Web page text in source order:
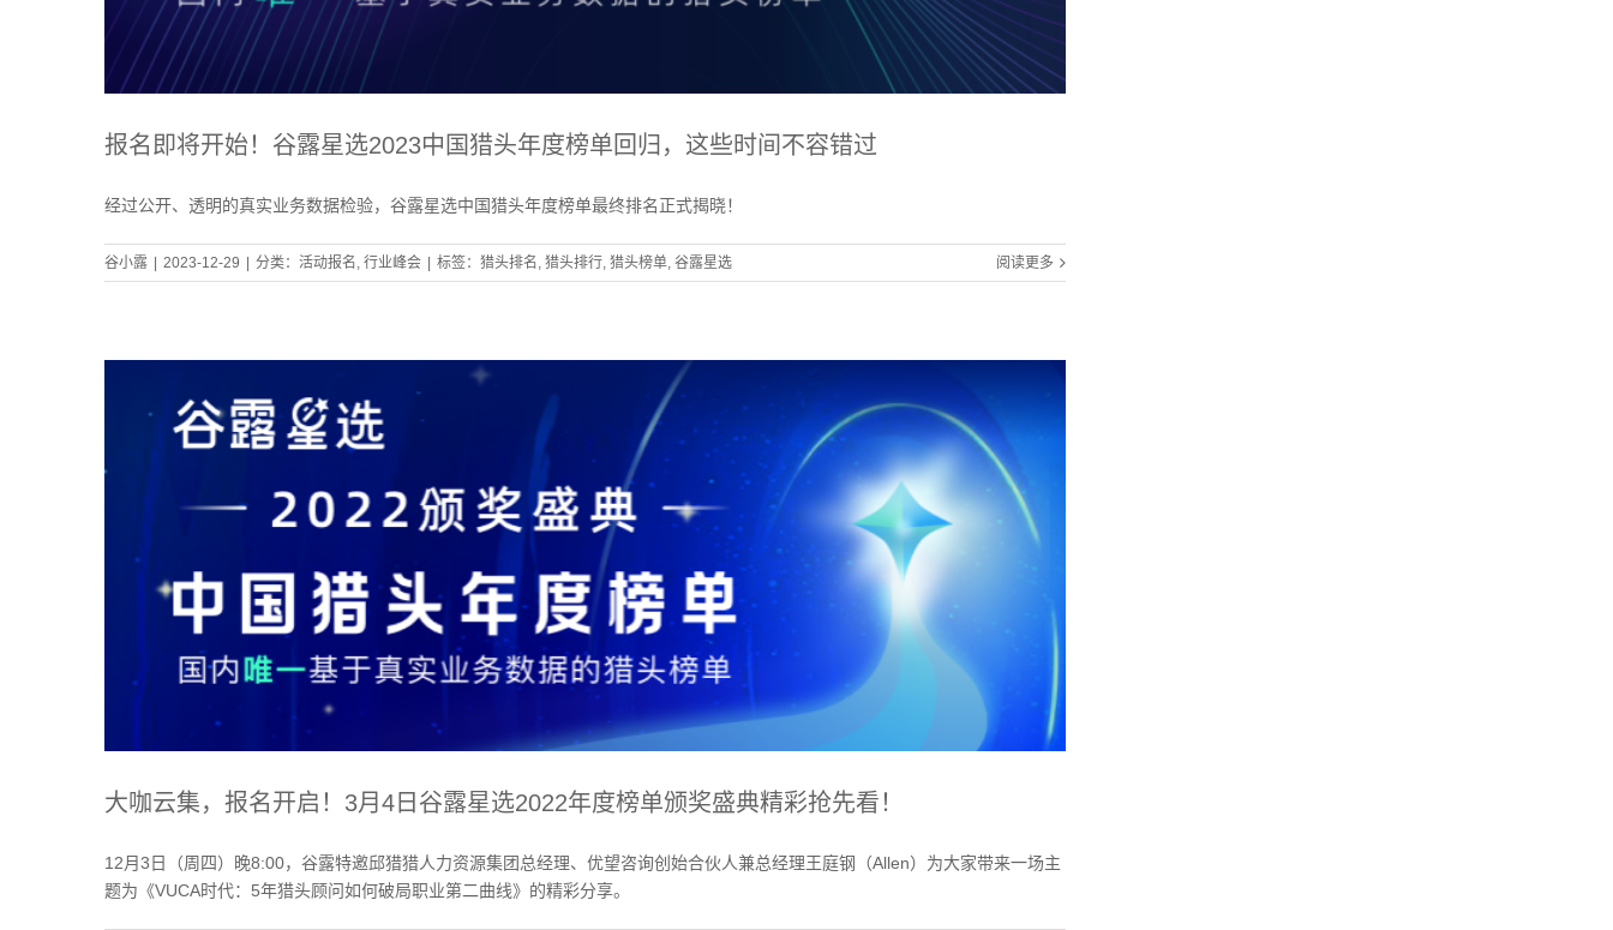
报名即将开始！谷露星选2023中国猎头年度榜单回归，这些时间不容错过
经过公开、透明的真实业务数据检验，谷露星选中国猎头年度榜单最终排名正式揭晓！
谷小露 2023-12-29 分类： 活动报名, 行业峰会 标签： 猎头排名, 猎头排行, 猎头榜单, 谷露星选 阅读更多
大咖云集，报名开启！3月4日谷露星选2022年度榜单颁奖盛典精彩抢先看！
12月3日（周四）晚8:00，谷露特邀邱猎猎人力资源集团总经理、优望咨询创始合伙人兼总经理王庭钢（Allen）为大家带来一场主
题为《VUCA时代：5年猎头顾问如何破局职业第二曲线》的精彩分享。